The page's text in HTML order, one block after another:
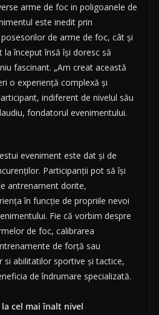
arme de foc in poligoanele de
este inedit prin
de arme de foc, cât și
început însă își doresc să
fascinant. „Am creat această
o experiență complexă și
indiferent de nivelul său
fondatorul evenimentului.
eveniment este dat și de
Participanții pot să își
antrenament dorite,
în funcție de propriile nevoi
Fie că vorbim despre
de foc, calibrarea
de forță sau
si abilitatilor sportive și tactice,
de îndrumare specializată.
cel mai înalt nivel